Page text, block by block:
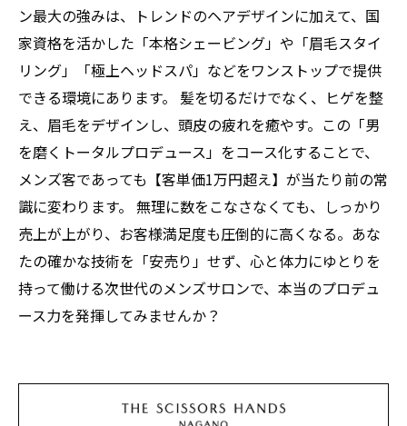
ン最大の強みは、トレンドのヘアデザインに加えて、国
家資格を活かした「本格シェービング」や「眉毛スタイ
リング」「極上ヘッドスパ」などをワンストップで提供
できる環境にあります。 髪を切るだけでなく、ヒゲを整
え、眉毛をデザインし、頭皮の疲れを癒やす。この「男
を磨くトータルプロデュース」をコース化することで、
メンズ客であっても【客単価1万円超え】が当たり前の常
識に変わります。 無理に数をこなさなくても、しっかり
売上が上がり、お客様満足度も圧倒的に高くなる。あな
たの確かな技術を「安売り」せず、心と体力にゆとりを
持って働ける次世代のメンズサロンで、本当のプロデュ
ース力を発揮してみませんか？